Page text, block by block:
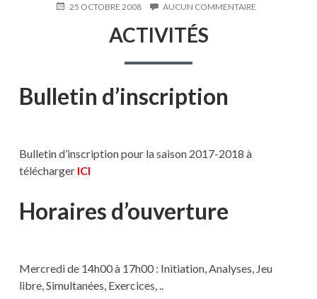
PUBLIÉ25 OCTOBRE 2008 AUCUN COMMENTAIRE
ACTIVITÉS
Bulletin d’inscription
Bulletin d’inscription pour la saison 2017-2018 à
télécharger ICI
Horaires d’ouverture
Mercredi de 14h00 à 17h00 : Initiation, Analyses, Jeu
libre, Simultanées, Exercices, ..